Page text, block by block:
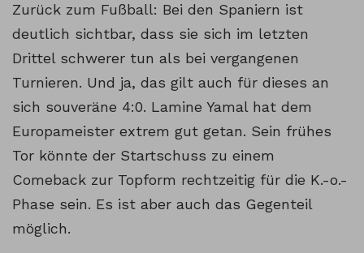
Zurück zum Fußball: Bei den Spaniern ist
deutlich sichtbar, dass sie sich im letzten
Drittel schwerer tun als bei vergangenen
Turnieren. Und ja, das gilt auch für dieses an
sich souveräne 4:0. Lamine Yamal hat dem
Europameister extrem gut getan. Sein frühes
Tor könnte der Startschuss zu einem
Comeback zur Topform rechtzeitig für die K.-o.-
Phase sein. Es ist aber auch das Gegenteil
möglich.